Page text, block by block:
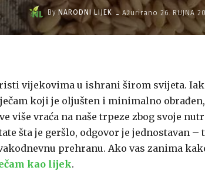
By NARODNI LIJEK - Ažurirano 26. RUJNA
vijekovima u ishrani širom svijeta.
koji je oljušten i minimalno
više vraća na naše trpeze zbog svoje
šta je geršlo, odgovor je jednostavan –
prehranu. Ako vas zanima
kao lijek.